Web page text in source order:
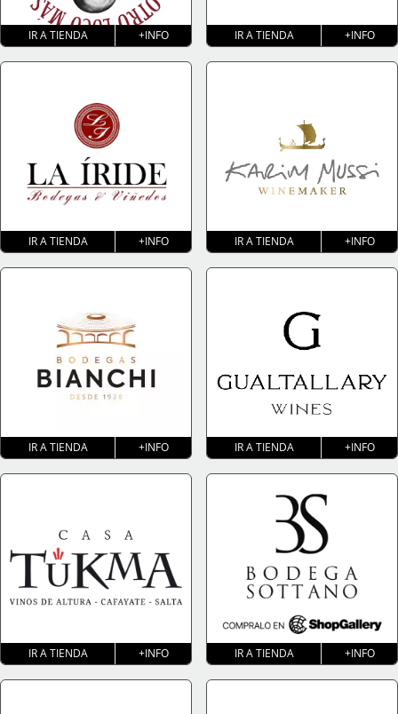
IR A TIENDA +INFO IR A TIENDA +INFO
IR A TIENDA +INFO IR A TIENDA +INFO
IR A TIENDA +INFO IR A TIENDA +INFO
IR A TIENDA +INFO IR A TIENDA +INFO